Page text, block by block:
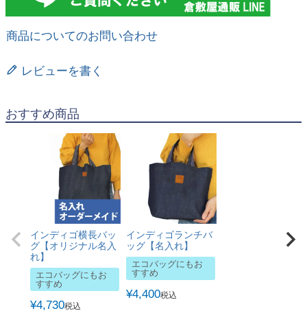
商品についてのお問い合わせ
レビューを書く
おすすめ商品
インディゴ横長バッ
グ【オリジナル名入
れ】
エコバッグにもお
すすめ
¥4,730税込
インディゴランチバ
ッグ【名入れ】
エコバッグにもお
すすめ
¥4,400税込